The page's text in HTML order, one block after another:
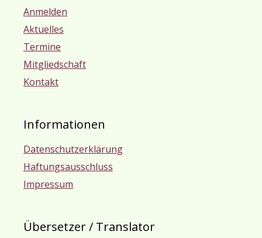
Anmelden
Aktuelles
Termine
Mitgliedschaft
Kontakt
Informationen
Datenschutzerklärung
Haftungsausschluss
Impressum
Übersetzer / Translator